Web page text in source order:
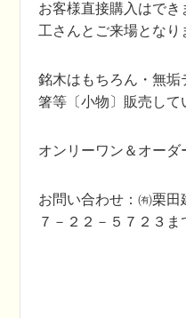
お客様直接購入はで
工さんとご来場となり
銘木はもちろん・無
箸等〔小物〕販売して
オンリーワン＆オーダ
お問い合わせ：㈲栗
７－２２－５７２３ま